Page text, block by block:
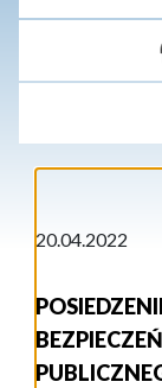
20.04.2022